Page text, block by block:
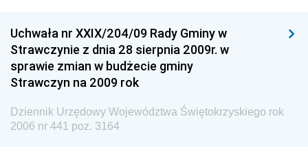
Dziennik Urzędowy Ministra Przemysłu
Dziennik Urzędowy Ministra Finansów i Gospodarki
Dziennik Urzędowy Ministra do Spraw Unii
Dziennik Urzędowy Agencji Wywiadu
Uchwała nr XXIX/204/09 Rady Gminy w
Strawczynie z dnia 28 sierpnia 2009r. w
sprawie zmian w budżecie gminy
Strawczyn na 2009 rok
Dziennik Urzędowy Województwa Świętokrzyskiego rok
2006 nr 441 poz. 3164